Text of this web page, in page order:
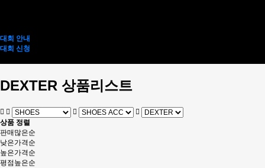
대회 안내
대회 신청
DEXTER 상품리스트
상품 정렬
판매많은순
낮은가격순
높은가격순
평점높은순